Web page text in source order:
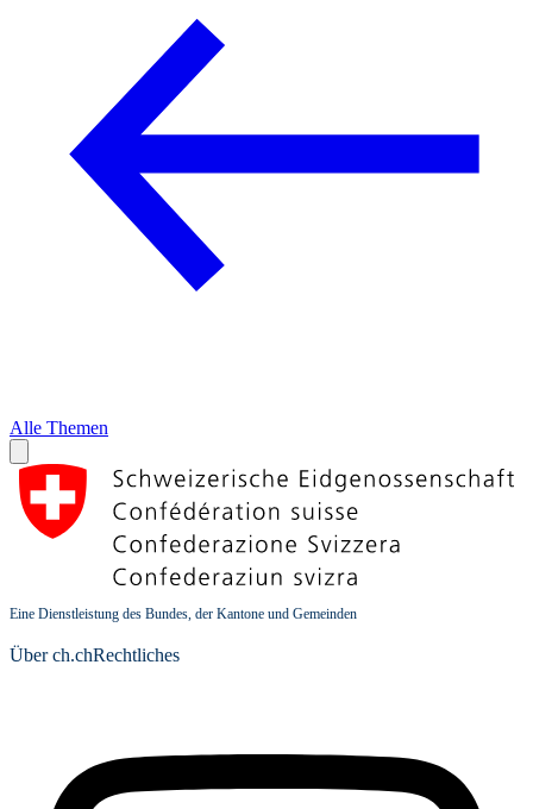
Alle Themen
Eine Dienstleistung des Bundes, der Kantone und Gemeinden
Über ch.chRechtliches